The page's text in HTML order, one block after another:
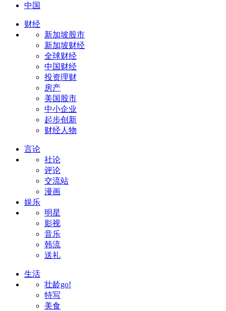
中国
财经
新加坡股市
新加坡财经
全球财经
中国财经
投资理财
房产
美国股市
中小企业
起步创新
财经人物
言论
社论
评论
交流站
漫画
娱乐
明星
影视
音乐
韩流
送礼
生活
壮龄go!
特写
美食